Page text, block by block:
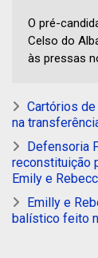
O pré-
Celso do
às pressas
Cartórios
na
Defensoria
reconstituição
Emily e
Emilly e
balístico feito